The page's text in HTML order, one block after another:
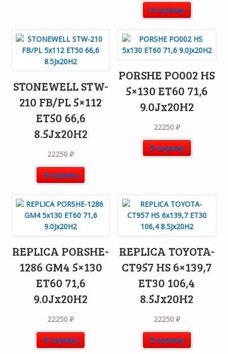
В корзину
STONEWELL STW-
210 FB/PL 5×112
ET50 66,6
8.5Jx20H2
22250₽
В корзину
PORSHE PO002 HS
5×130 ET60 71,6
9.0Jx20H2
22250 ₽
В корзину
REPLICA PORSHE-
1286 GM4 5×130
ET60 71,6
9.0Jx20H2
22250₽
В корзину
REPLICA TOYOTA-
CT957 HS 6×139,7
ET30 106,4
8.5Jx20H2
22250 ₽
В корзину